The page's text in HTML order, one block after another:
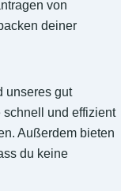
von
deiner
unseres gut
und effizient
Außerdem bieten
du keine